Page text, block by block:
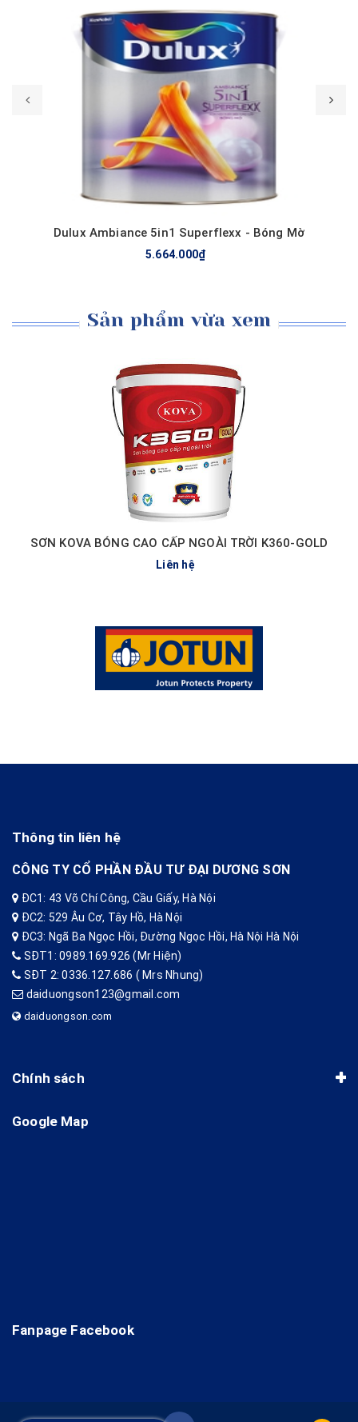
Mua hàng
Dulux Ambiance 5in1 Superflexx - Bóng Mờ
5.664.000₫
Sản phẩm vừa xem
SƠN KOVA BÓNG CAO CẤP NGOÀI TRỜI K360-GOLD
Liên hệ
Thông tin liên hệ
CÔNG TY CỔ PHẦN ĐẦU TƯ ĐẠI DƯƠNG SƠN
ĐC1: 43 Võ Chí Công, Cầu Giấy, Hà Nội
ĐC2: 529 Âu Cơ, Tây Hồ, Hà Nội
ĐC3: Ngã Ba Ngọc Hồi, Đường Ngọc Hồi, Hà Nội Hà Nội
SĐT1: 0989.169.926 (Mr Hiện)
SĐT 2: 0336.127.686 ( Mrs Nhung)
daiduongson123@gmail.com
daiduongson.com
Chính sách
Google Map
Fanpage Facebook